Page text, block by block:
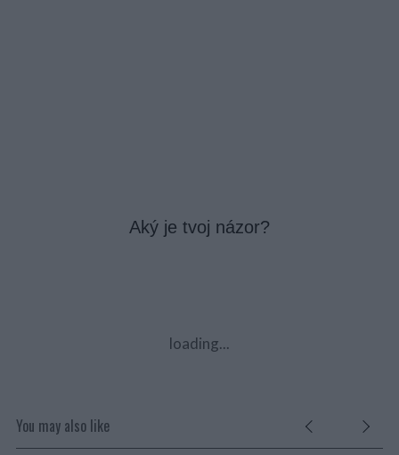
Aký je tvoj názor?
loading...
You may also like